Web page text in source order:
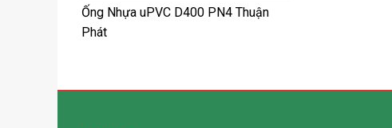
Ống Nhựa uPVC D400 PN4 Thuận
Phát